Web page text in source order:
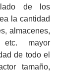
de los
la cantidad
almacenes,
etc. mayor
de todo el
tamaño,